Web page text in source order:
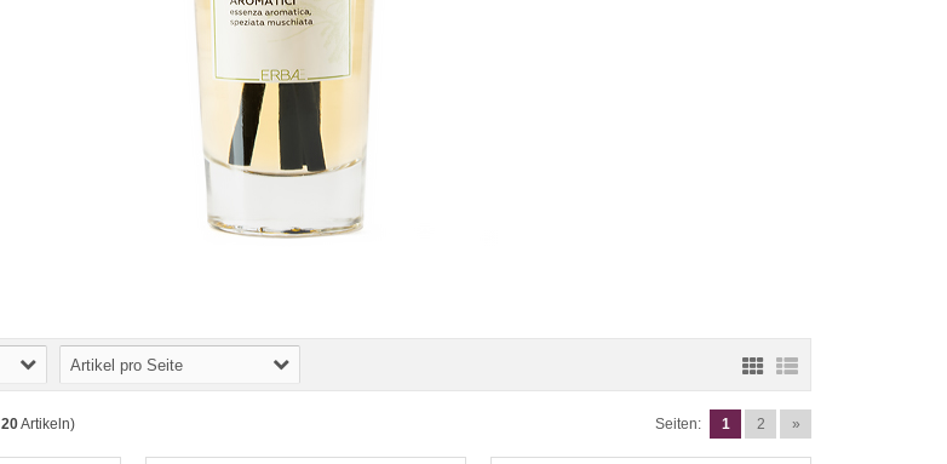
Artikel pro Seite
20Artikeln) Seiten: 1 2 »